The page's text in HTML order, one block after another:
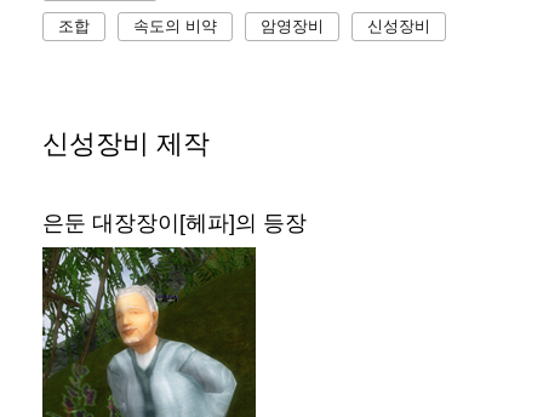
조합 속도의 비약 암영장비 신성장비
신성장비 제작
은둔 대장장이[헤파]의 등장